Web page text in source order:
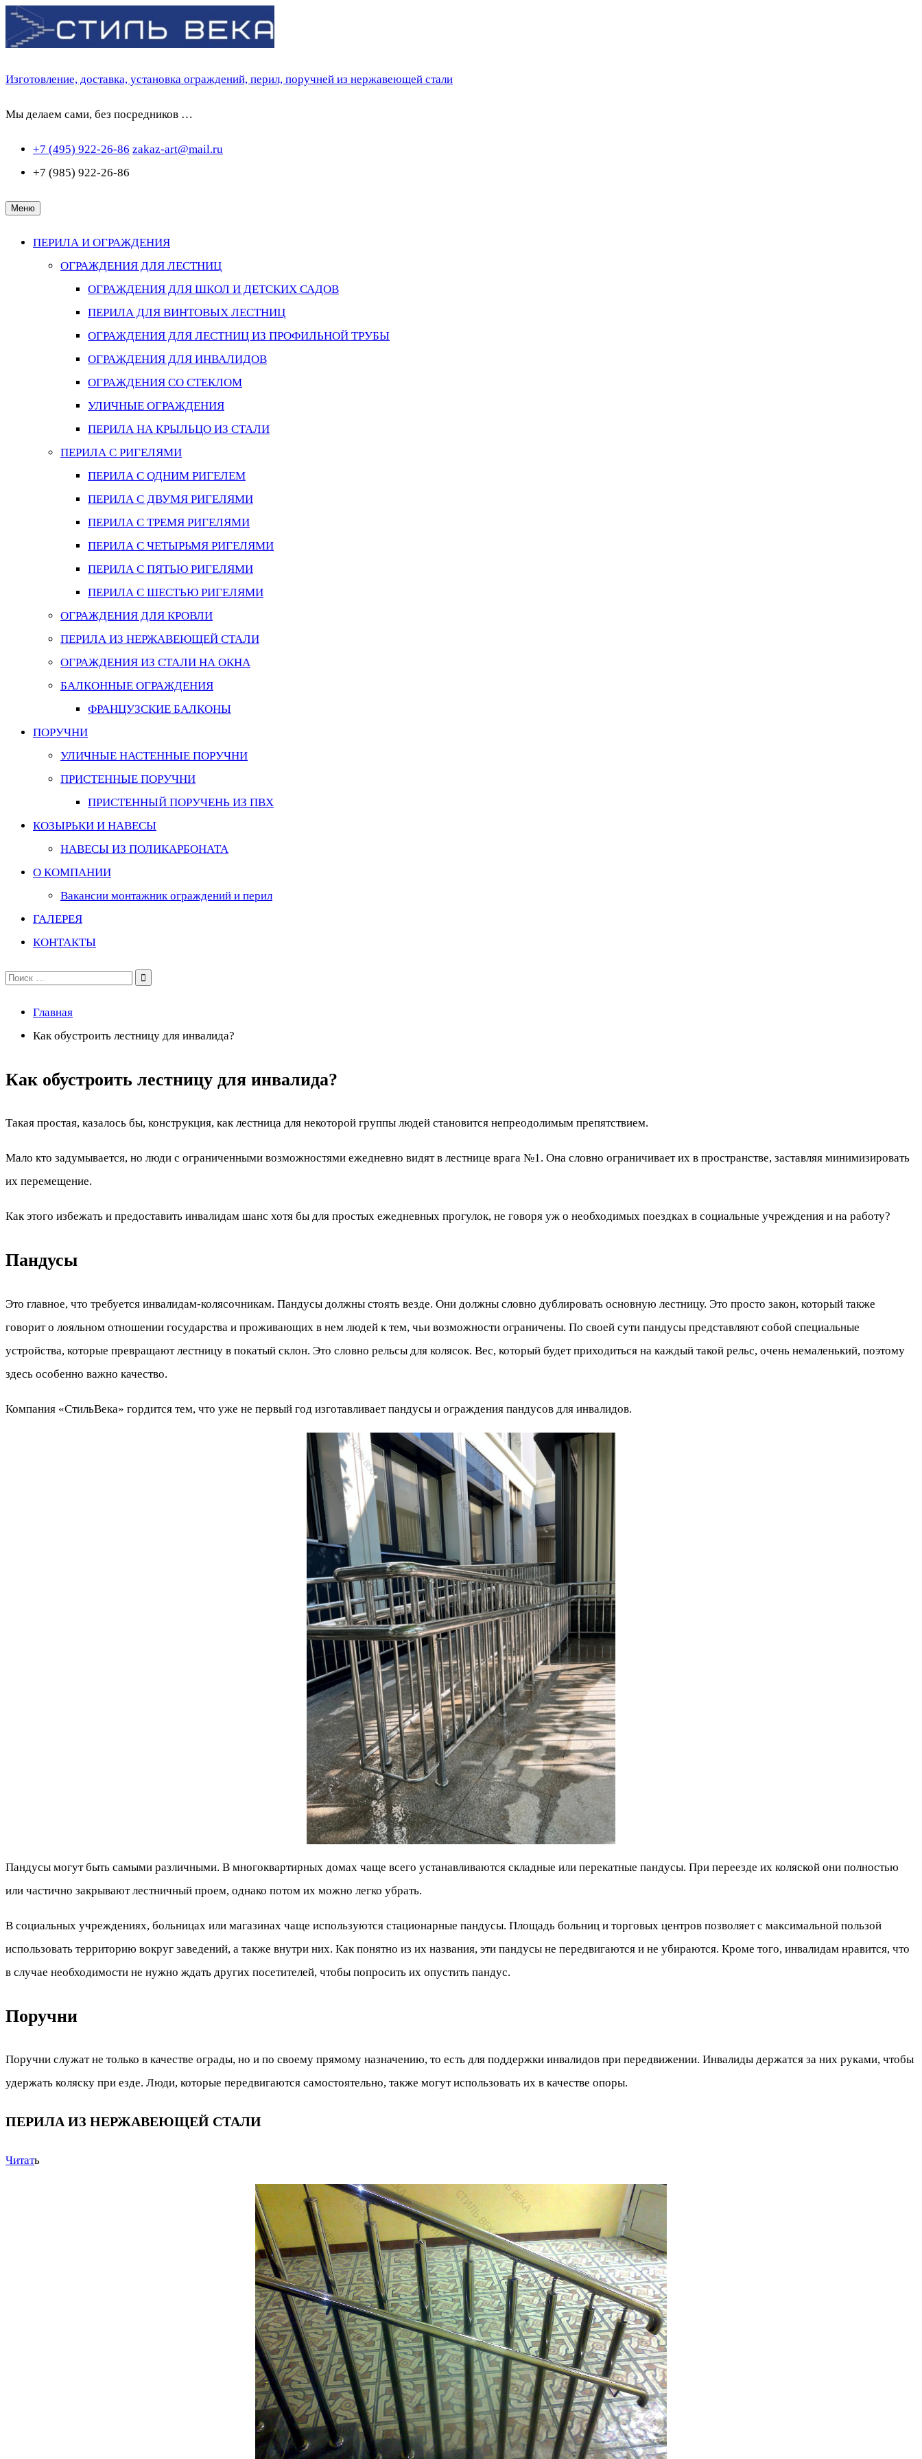
Перейти
к
Изготовление, доставка, установка ограждений, перил, поручней из нержавеющей стали
Мы делаем сами, без посредников …
+7 (495) 922-26-86 zakaz-art@mail.ru
+7 (985) 922-26-86
Меню
ПЕРИЛА И ОГРАЖДЕНИЯ
ОГРАЖДЕНИЯ ДЛЯ ЛЕСТНИЦ
ОГРАЖДЕНИЯ ДЛЯ ШКОЛ И ДЕТСКИХ САДОВ
ПЕРИЛА ДЛЯ ВИНТОВЫХ ЛЕСТНИЦ
ОГРАЖДЕНИЯ ДЛЯ ЛЕСТНИЦ ИЗ ПРОФИЛЬНОЙ ТРУБЫ
ОГРАЖДЕНИЯ ДЛЯ ИНВАЛИДОВ
ОГРАЖДЕНИЯ СО СТЕКЛОМ
УЛИЧНЫЕ ОГРАЖДЕНИЯ
ПЕРИЛА НА КРЫЛЬЦО ИЗ СТАЛИ
ПЕРИЛА С РИГЕЛЯМИ
ПЕРИЛА С ОДНИМ РИГЕЛЕМ
ПЕРИЛА С ДВУМЯ РИГЕЛЯМИ
ПЕРИЛА С ТРЕМЯ РИГЕЛЯМИ
ПЕРИЛА С ЧЕТЫРЬМЯ РИГЕЛЯМИ
ПЕРИЛА С ПЯТЬЮ РИГЕЛЯМИ
ПЕРИЛА С ШЕСТЬЮ РИГЕЛЯМИ
ОГРАЖДЕНИЯ ДЛЯ КРОВЛИ
ПЕРИЛА ИЗ НЕРЖАВЕЮЩЕЙ СТАЛИ
ОГРАЖДЕНИЯ ИЗ СТАЛИ НА ОКНА
БАЛКОННЫЕ ОГРАЖДЕНИЯ
ФРАНЦУЗСКИЕ БАЛКОНЫ
ПОРУЧНИ
УЛИЧНЫЕ НАСТЕННЫЕ ПОРУЧНИ
ПРИСТЕННЫЕ ПОРУЧНИ
ПРИСТЕННЫЙ ПОРУЧЕНЬ ИЗ ПВХ
КОЗЫРЬКИ И НАВЕСЫ
НАВЕСЫ ИЗ ПОЛИКАРБОНАТА
О КОМПАНИИ
Вакансии монтажник ограждений и перил
ГАЛЕРЕЯ
КОНТАКТЫ
Поиск
Главная
Как обустроить лестницу для инвалида?
Как обустроить лестницу для инвалида?
Такая простая, казалось бы, конструкция, как лестница для некоторой группы людей становится непреодолимым препятствием.
Мало кто задумывается, но люди с ограниченными возможностями ежедневно видят в лестнице врага №1. Она словно ограничивает их в пространстве, заставляя минимизировать
их перемещение.
Как этого избежать и предоставить инвалидам шанс хотя бы для простых ежедневных прогулок, не говоря уж о необходимых поездках в социальные учреждения и на работу?
Пандусы
Это главное, что требуется инвалидам-колясочникам. Пандусы должны стоять везде. Они должны словно дублировать основную лестницу. Это просто закон, который также
говорит о лояльном отношении государства и проживающих в нем людей к тем, чьи возможности ограничены. По своей сути пандусы представляют собой специальные
устройства, которые превращают лестницу в покатый склон. Это словно рельсы для колясок. Вес, который будет приходиться на каждый такой рельс, очень немаленький, поэтому
здесь особенно важно качество.
Компания «СтильВека» гордится тем, что уже не первый год изготавливает пандусы и ограждения пандусов для инвалидов.
Пандусы могут быть самыми различными. В многоквартирных домах чаще всего устанавливаются складные или перекатные пандусы. При переезде их коляской они полностью
или частично закрывают лестничный проем, однако потом их можно легко убрать.
В социальных учреждениях, больницах или магазинах чаще используются стационарные пандусы. Площадь больниц и торговых центров позволяет с максимальной пользой
использовать территорию вокруг заведений, а также внутри них. Как понятно из их названия, эти пандусы не передвигаются и не убираются. Кроме того, инвалидам нравится, что
в случае необходимости не нужно ждать других посетителей, чтобы попросить их опустить пандус.
Поручни
Поручни служат не только в качестве ограды, но и по своему прямому назначению, то есть для поддержки инвалидов при передвижении. Инвалиды держатся за них руками, чтобы
удержать коляску при езде. Люди, которые передвигаются самостоятельно, также могут использовать их в качестве опоры.
ПЕРИЛА ИЗ НЕРЖАВЕЮЩЕЙ СТАЛИ
Читать